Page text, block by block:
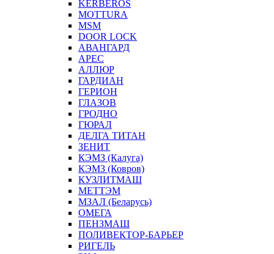
KERBEROS
MOTTURA
MSM
DOOR LOCK
АВАНГАРД
АРЕС
АЛЛЮР
ГАРДИАН
ГЕРИОН
ГЛАЗОВ
ГРОДНО
ГЮРАЛ
ДЕЛГА ТИТАН
ЗЕНИТ
КЭМЗ (Калуга)
КЭМЗ (Ковров)
КУЗЛИТМАШ
МЕТТЭМ
МЗАЛ (Беларусь)
ОМЕГА
ПЕНЗМАШ
ПОЛИВЕКТОР-БАРЬЕР
РИГЕЛЬ